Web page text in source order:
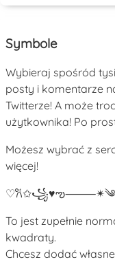
Symbole
Wybieraj spośród
posty i komentarze
Twitterze! A może
użytkownika! Po
Możesz wybrać z
więcej!
♡𐙚✩꧁♥ఌ⸻✴︎༄
To jest zupełnie
kwadraty.
Chcesz dodać